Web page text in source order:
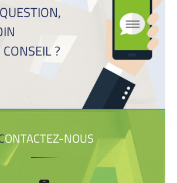
CONSEIL ?
CONTACTEZ-NOUS